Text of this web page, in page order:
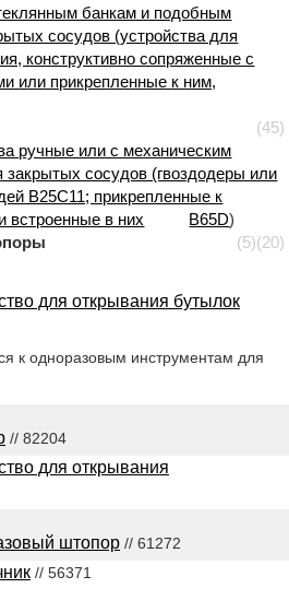
банкам и подобным
сосудов (устройства для
конструктивно сопряженные с
или прикрепленные к ним,
(45)
ручные или с механическим
сосудов (гвоздодеры или
B25C11; прикрепленные к
встроенные в них
B65D)
(20)
(5)
для открывания бутылок
к одноразовым инструментам для
// 82204
для открывания
штопор // 61272
// 56371